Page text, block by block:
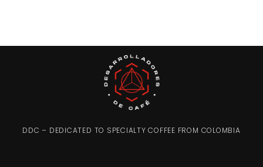
DDC – DEDICATED TO SPECIALTY COFFEE FROM COLOMBIA